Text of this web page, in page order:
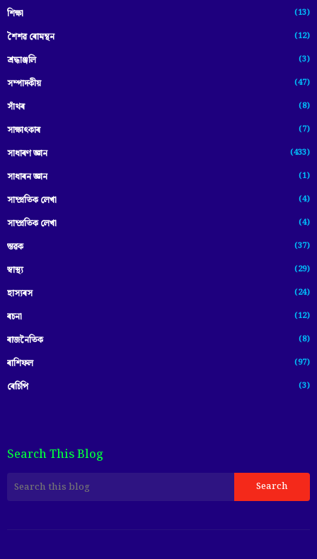
শিক্ষা (13)
শৈশৱ ৰোমন্থন (12)
শ্ৰদ্ধাঞ্জলি (3)
সম্পাদকীয় (47)
সাঁথৰ (8)
সাক্ষাৎকাৰ (7)
সাধাৰণ জ্ঞান (433)
সাধাৰন জ্ঞান (1)
সাম্প্রতিক লেখা (4)
সাম্প্ৰতিক লেখা (4)
স্তৱক (37)
স্বাস্থ্য (29)
হাস্যৰস (24)
ৰচনা (12)
ৰাজনৈতিক (8)
ৰাশিফল (97)
ৰেচিপি (3)
Search This Blog